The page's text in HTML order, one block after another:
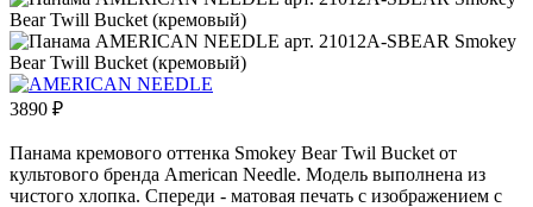
3890 ₽
Панама кремового оттенка Smokey Bear Twil Bucket от
культового бренда American Needle. Модель выполнена из
чистого хлопка. Спереди - матовая печать с изображением с